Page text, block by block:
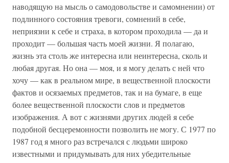
наводящую на мысль о самодовольстве и самомнении) от
подлинного состояния тревоги, сомнений в себе,
неприязни к себе и страха, в котором проходила — да и
проходит — большая часть моей жизни. Я полагаю,
жизнь эта столь же интересна или неинтересна, сколь и
любая другая. Но она — моя, и я могу делать с ней что
хочу — как в реальном мире, в вещественной плоскости
фактов и осязаемых предметов, так и на бумаге, в еще
более вещественной плоскости слов и предметов
изображения. А вот с жизнями других людей я себе
подобной бесцеремонности позволить не могу. С 1977 по
1987 год я много раз встречался с людьми широко
известными и придумывать для них убедительные